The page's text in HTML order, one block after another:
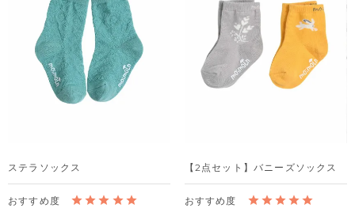
ステラソックス 【2点セット】バニーズソックス